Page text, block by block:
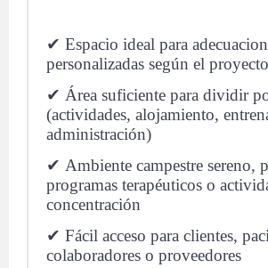
✔ Espacio ideal para
personalizadas según el proyecto
✔ Área suficiente para dividir
(actividades, alojamiento,
administración)
✔ Ambiente campestre sereno,
programas terapéuticos o
concentración
✔ Fácil acceso para clientes,
colaboradores o proveedores